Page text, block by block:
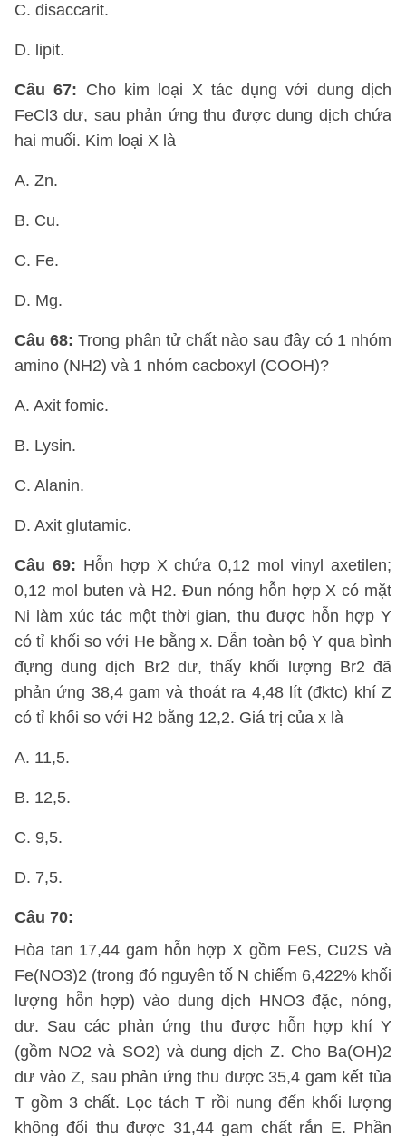
C. đisaccarit.
D. lipit.
Câu 67: Cho kim loại X tác dụng với dung dịch
FeCl3 dư, sau phản ứng thu được dung dịch chứa
hai muối. Kim loại X là
A. Zn.
B. Cu.
C. Fe.
D. Mg.
Câu 68: Trong phân tử chất nào sau đây có 1 nhóm
amino (NH2) và 1 nhóm cacboxyl (COOH)?
A. Axit fomic.
B. Lysin.
C. Alanin.
D. Axit glutamic.
Câu 69: Hỗn hợp X chứa 0,12 mol vinyl axetilen;
0,12 mol buten và H2. Đun nóng hỗn hợp X có mặt
Ni làm xúc tác một thời gian, thu được hỗn hợp Y
có tỉ khối so với He bằng x. Dẫn toàn bộ Y qua bình
đựng dung dịch Br2 dư, thấy khối lượng Br2 đã
phản ứng 38,4 gam và thoát ra 4,48 lít (đktc) khí Z
có tỉ khối so với H2 bằng 12,2. Giá trị của x là
A. 11,5.
B. 12,5.
C. 9,5.
D. 7,5.
Câu 70:
Hòa tan 17,44 gam hỗn hợp X gồm FeS, Cu2S và
Fe(NO3)2 (trong đó nguyên tố N chiếm 6,422% khối
lượng hỗn hợp) vào dung dịch HNO3 đặc, nóng,
dư. Sau các phản ứng thu được hỗn hợp khí Y
(gồm NO2 và SO2) và dung dịch Z. Cho Ba(OH)2
dư vào Z, sau phản ứng thu được 35,4 gam kết tủa
T gồm 3 chất. Lọc tách T rồi nung đến khối lượng
không đổi thu được 31,44 gam chất rắn E. Phần